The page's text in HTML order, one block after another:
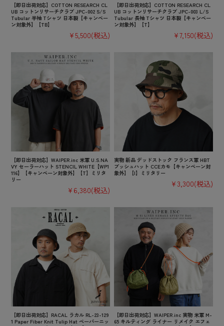
【即日出荷対応】COTTON RESEARCH CL
UB コットンリサーチクラブ JPC-002 S/S
Tubular 半袖 Tシャツ 日本製【キャンペー
ン対象外】【TB】
¥5,500(税込)
【即日出荷対応】COTTON RESEARCH CL
UB コットンリサーチクラブ JPC-003 L/S
Tubular 長袖 Tシャツ 日本製【キャンペー
ン対象外】【T】
¥7,150(税込)
【即日出荷対応】WAIPER.inc 米軍 U.S.NA
VY セーラーハット STENCIL WHITE【WP1
116】【キャンペーン対象外】【T】ミリタ
リー
¥6,380(税込)
実物 新品 デッドストック フランス軍 HBT
ブッシュハット CCEカモ【キャンペーン対
象外】【I】ミリタリー
¥3,300(税込)
【即日出荷対応】RACAL ラカル RL-23-129
1 Paper Fiber Knit Tulip Hat ペーパーニッ
【即日出荷対応】WAIPER.inc 実物 米軍 M-
65 キルティング ライナー リメイク エフェ